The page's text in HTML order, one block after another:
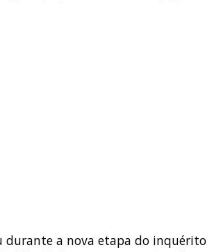
durante a nova etapa do inquérito